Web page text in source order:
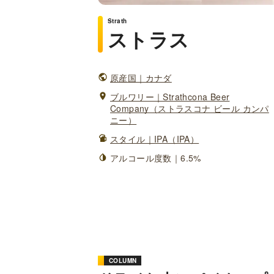
Strath
ストラス
原産国｜カナダ
ブルワリー｜Strathcona Beer
Company（ストラスコナ ビール カンパ
ニー）
スタイル｜IPA（IPA）
アルコール度数｜6.5%
COLUMN